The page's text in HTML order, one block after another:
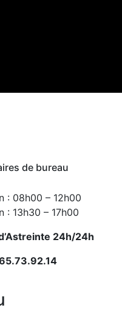
de bureau
: 08h00 – 12h00
: 13h30 – 17h00
24h/24h